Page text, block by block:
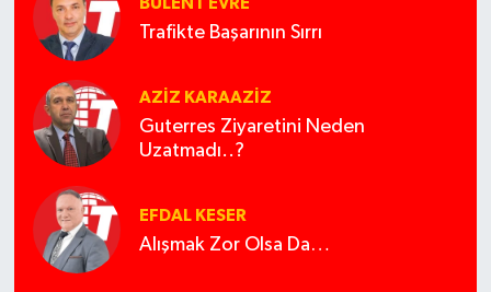
Trafikte Başarının Sırrı
AZIZ KARAAZIZ
Guterres Ziyaretini Neden
Uzatmadı..?
EFDAL KESER
Alışmak Zor Olsa Da…